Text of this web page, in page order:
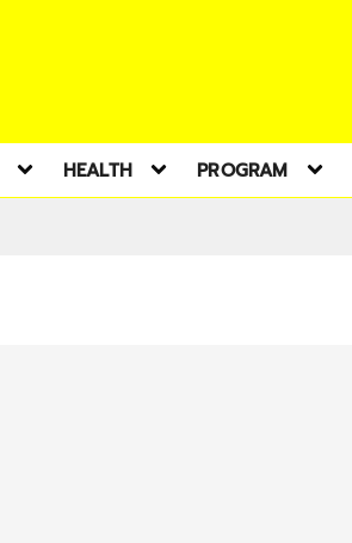
HEALTH PROGRAM